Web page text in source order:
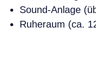
Sound-Anlage
Ruheraum (ca.